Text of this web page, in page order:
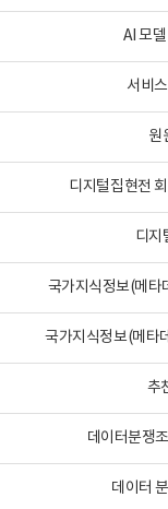
AI 모
서비
원
디지털집현전
디지
국가지식정보(메타
국가지식정보(메타
추
데이터분쟁
데이터